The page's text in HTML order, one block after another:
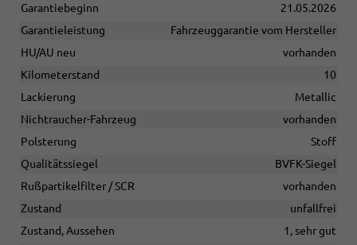
Garantiebeginn
21.05.2026
Garantieleistung
Fahrzeuggarantie vom Hersteller
HU/AU neu
vorhanden
Kilometerstand
10
Lackierung
Metallic
Nichtraucher-Fahrzeug
vorhanden
Polsterung
Stoff
Qualitätssiegel
BVFK-Siegel
Rußpartikelfilter / SCR
vorhanden
Zustand
unfallfrei
Zustand, Aussehen
1, sehr gut